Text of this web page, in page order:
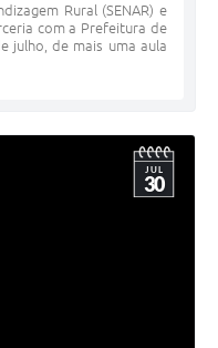
Rural (SENAR) e
com a Prefeitura de
julho, de mais uma aula
JUL
30